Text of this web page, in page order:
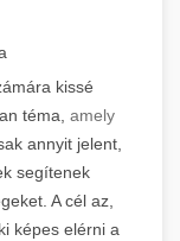
kissé
téma, amely
annyit jelent,
segítenek
A cél az,
képes elérni a